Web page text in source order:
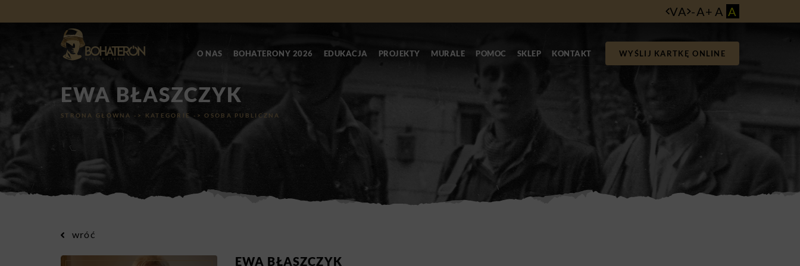
VA -A+ A A
O NAS BOHATERONY 2026 EDUKACJA PROJEKTY MURALE POMOC SKLEP KONTAKT WYŚLIJ KARTKĘ ONLINE
EWA BŁASZCZYK
STRONA GŁÓWNA -> KATEGORIE ->OSOBA PUBLICZNA
wróć
EWA BŁASZCZYK